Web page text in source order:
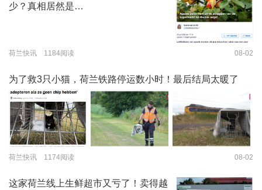
少？真相居然是…
荷兰快讯 1184阅读 08-02
为了救3只小猫，荷兰铁路停运数小时！最后结局太暖了
荷兰快讯 1174阅读 08-02
这家荷兰线上生鲜超市又亏了！卖得越